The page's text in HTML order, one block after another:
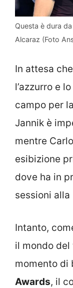
Questa è dura
Alcaraz (Foto
In attesa
l’azzurro e
campo per
Jannik è
mentre
esibizione
dove ha in
sessioni alla
Intanto,
il mondo
momento di
Awards, il